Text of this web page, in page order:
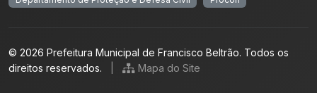
© 2026 Prefeitura Municipal de Francisco Beltrão. Todos os
direitos reservados.
Mapa do Site